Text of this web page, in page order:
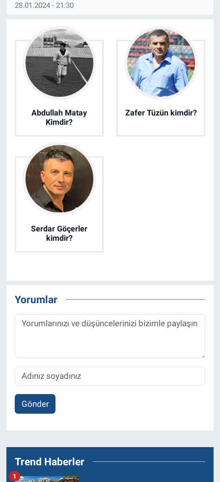
28.01.2024 - 21:30
Abdullah Matay
Kimdir?
Zafer Tüzün kimdir?
Serdar Göçerler
kimdir?
Yorumlar
Gönder
Trend Haberler
1